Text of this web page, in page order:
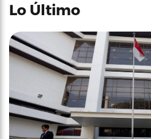
Lo Último